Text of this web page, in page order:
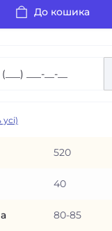
До кошика
520
40
80-85